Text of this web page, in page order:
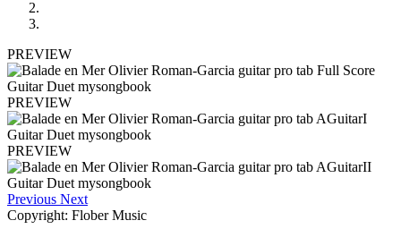
PREVIEW
PREVIEW
PREVIEW
Previous Next
Copyright: Flober Music